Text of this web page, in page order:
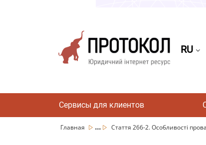
RU
Сервисы для клиентов
Главная ... Стаття 266-2. Особливості